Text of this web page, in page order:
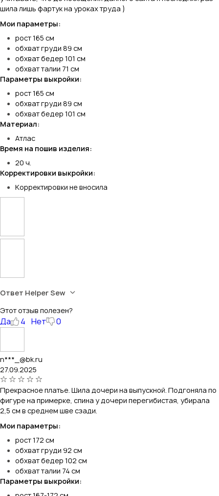
шила лишь фартук на уроках труда )
Мои параметры:
рост 165 см
обхват груди 89 см
обхват бедер 101 см
обхват талии 71 см
Параметры выкройки:
рост 165 см
обхват груди 89 см
обхват бедер 101 см
Материал:
Атлас
Время на пошив изделия:
20 ч.
Корректировки выкройки:
Корректировки не вносила
Ответ Helper Sew
Этот отзыв полезен?
Да 4 Нет 0
n***_@bk.ru
27.09.2025
Прекрасное платье. Шила дочери на выпускной. Подгоняла по
фигуре на примерке, спина у дочери перегибистая, убирала
2,5 см в среднем шве сзади.
Мои параметры:
рост 172 см
обхват груди 92 см
обхват бедер 102 см
обхват талии 74 см
Параметры выкройки: